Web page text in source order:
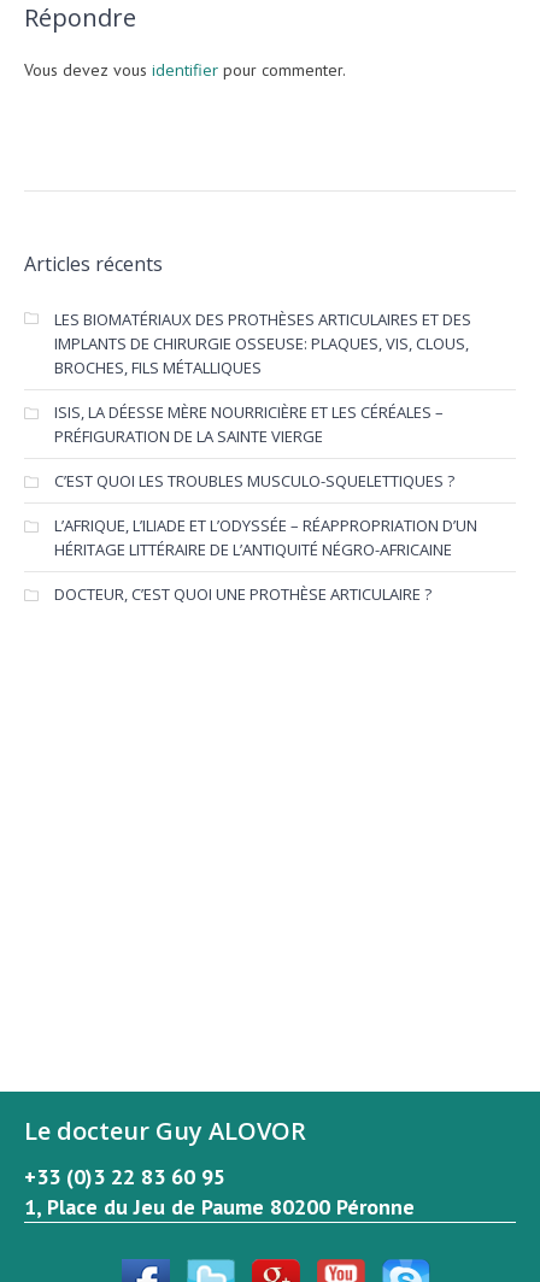
Répondre
Vous devez vous identifier pour commenter.
Articles récents
LES BIOMATÉRIAUX DES PROTHÈSES ARTICULAIRES ET DES
IMPLANTS DE CHIRURGIE OSSEUSE: PLAQUES, VIS, CLOUS,
BROCHES, FILS MÉTALLIQUES
ISIS, LA DÉESSE MÈRE NOURRICIÈRE ET LES CÉRÉALES –
PRÉFIGURATION DE LA SAINTE VIERGE
C’EST QUOI LES TROUBLES MUSCULO-SQUELETTIQUES ?
L’AFRIQUE, L’ILIADE ET L’ODYSSÉE – RÉAPPROPRIATION D’UN
HÉRITAGE LITTÉRAIRE DE L’ANTIQUITÉ NÉGRO-AFRICAINE
DOCTEUR, C’EST QUOI UNE PROTHÈSE ARTICULAIRE ?
Le docteur Guy ALOVOR
+33 (0)3 22 83 60 95
1, Place du Jeu de Paume 80200 Péronne